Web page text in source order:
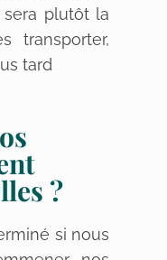
plutôt la
transporter,
tard
?
si nous